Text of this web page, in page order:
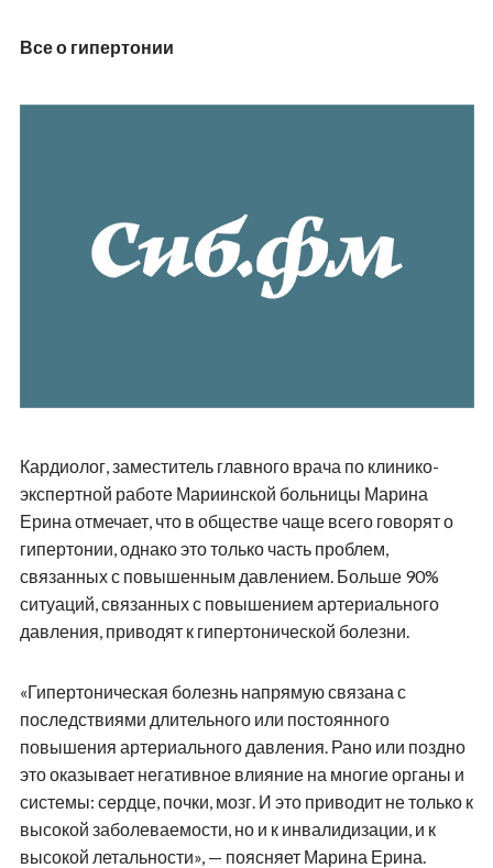
Все о гипертонии
Кардиолог, заместитель главного врача по клинико-
экспертной работе Мариинской больницы Марина
Ерина отмечает, что в обществе чаще всего говорят о
гипертонии, однако это только часть проблем,
связанных с повышенным давлением. Больше 90%
ситуаций, связанных с повышением артериального
давления, приводят к гипертонической болезни.
«Гипертоническая болезнь напрямую связана с
последствиями длительного или постоянного
повышения артериального давления. Рано или поздно
это оказывает негативное влияние на многие органы и
системы: сердце, почки, мозг. И это приводит не только к
высокой заболеваемости, но и к инвалидизации, и к
высокой летальности», — поясняет Марина Ерина.